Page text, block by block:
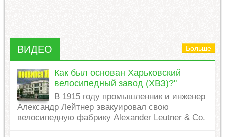
ВИДЕО Больше
Как был основан Харьковский
велосипедный завод (ХВЗ)?"
В 1915 году промышленник и инженер
Александр Лейтнер эвакуировал свою
велосипедную фабрику Alexander Leutner & Co.